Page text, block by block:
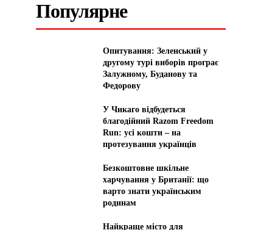
Популярне
Опитування: Зеленський у
другому турі виборів програє
Залужному, Буданову та
Федорову
У Чикаго відбудеться
благодійний Razom Freedom
Run: усі кошти – на
протезування українців
Безкоштовне шкільне
харчування у Британії: що
варто знати українським
родинам
Найкраще місто для